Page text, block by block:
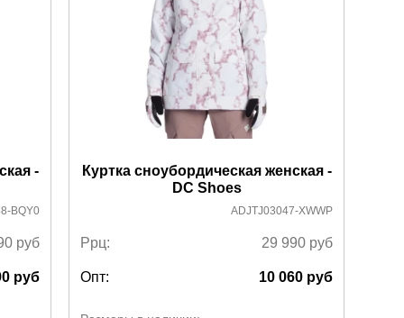
-
BQY0
руб
руб
Куртка сноубордическая женская -
DC Shoes
ADJTJ03047-XWWP
Ррц: 29 990 руб
Опт: 10 060 руб